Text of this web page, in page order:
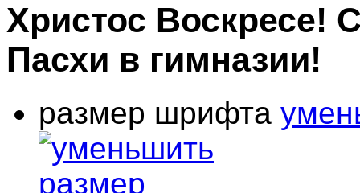
Христос Воскресе!
Пасхи в гимназии!
размер шрифта